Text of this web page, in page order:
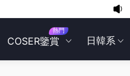
COSER鑒賞
熱門
日韓系